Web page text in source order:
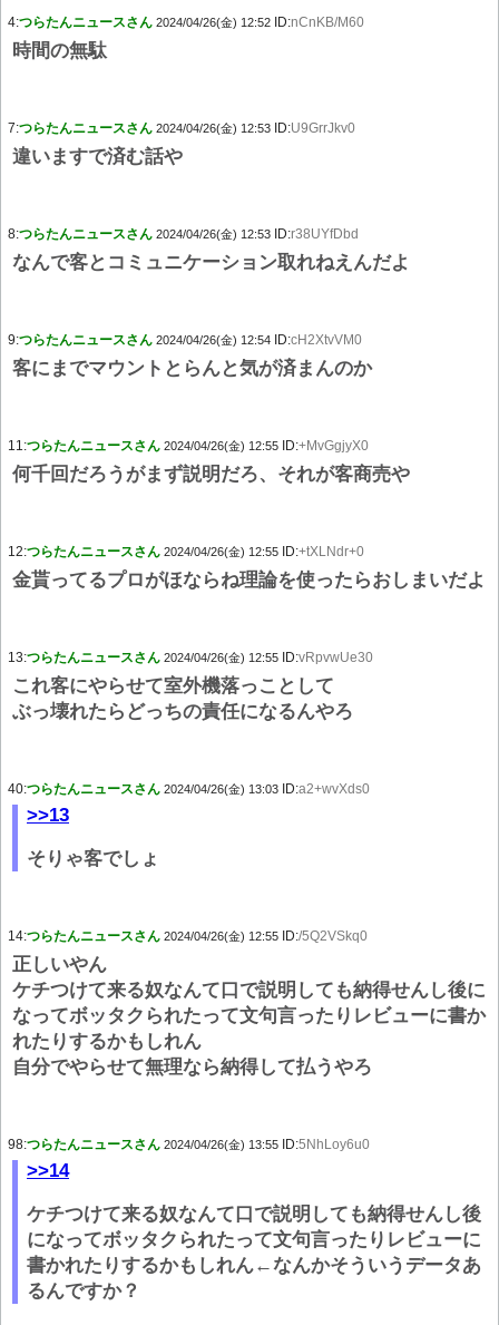
4:つらたんニュースさん 2024/04/26(金) 12:52 ID:nCnKB/M60
時間の無駄
7:つらたんニュースさん 2024/04/26(金) 12:53 ID:U9GrrJkv0
違いますで済む話や
8:つらたんニュースさん 2024/04/26(金) 12:53 ID:r38UYfDbd
なんで客とコミュニケーション取れねえんだよ
9:つらたんニュースさん 2024/04/26(金) 12:54 ID:cH2XtvVM0
客にまでマウントとらんと気が済まんのか
11:つらたんニュースさん 2024/04/26(金) 12:55 ID:+MvGgjyX0
何千回だろうがまず説明だろ、それが客商売や
12:つらたんニュースさん 2024/04/26(金) 12:55 ID:+tXLNdr+0
金貰ってるプロがほならね理論を使ったらおしまいだよ
13:つらたんニュースさん 2024/04/26(金) 12:55 ID:vRpvwUe30
これ客にやらせて室外機落っことして
ぶっ壊れたらどっちの責任になるんやろ
40:つらたんニュースさん 2024/04/26(金) 13:03 ID:a2+wvXds0
>>13
そりゃ客でしょ
14:つらたんニュースさん 2024/04/26(金) 12:55 ID:/5Q2VSkq0
正しいやん
ケチつけて来る奴なんて口で説明しても納得せんし後に
なってボッタクられたって文句言ったりレビューに書か
れたりするかもしれん
自分でやらせて無理なら納得して払うやろ
98:つらたんニュースさん 2024/04/26(金) 13:55 ID:5NhLoy6u0
>>14
ケチつけて来る奴なんて口で説明しても納得せんし後
になってボッタクられたって文句言ったりレビューに
書かれたりするかもしれん←なんかそういうデータあ
るんですか？